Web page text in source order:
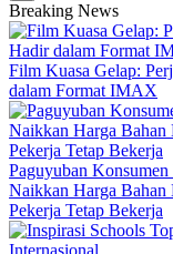
Breaking News
Film Kuasa Gelap:
dalam Format IMAX
Paguyuban Konsumen
Naikkan Harga Bahan
Pekerja Tetap Bekerja